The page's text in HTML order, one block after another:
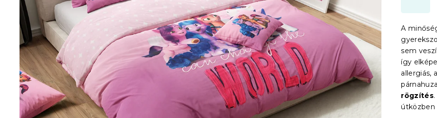
A
sem
így
allergiás,
rögzítés
útközben